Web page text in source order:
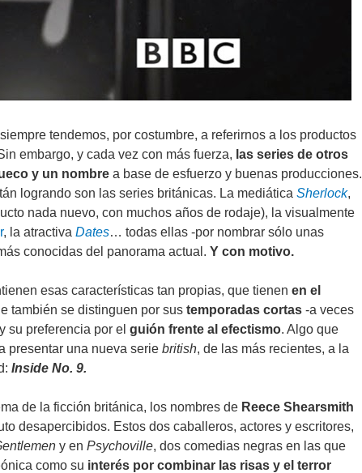
tendemos, por costumbre, a referirnos a los productos
embargo, y cada vez con más fuerza, las series de otros
y un nombre a base de esfuerzo y buenas producciones.
logrando son las series británicas. La mediática Sherlock,
nada nuevo, con muchos años de rodaje), la visualmente
, la atractiva Dates… todas ellas -por nombrar sólo unas
conocidas del panorama actual. Y con motivo.
esas características tan propias, que tienen en el
también se distinguen por sus temporadas cortas -a veces
su preferencia por el guión frente al efectismo. Algo que
presentar una nueva serie british, de las más recientes, a la
Inside No. 9.
de la ficción británica, los nombres de Reece Shearsmith
desapercibidos. Estos dos caballeros, actores y escritores,
y en Psychoville, dos comedias negras en las que
como su interés por combinar las risas y el terror